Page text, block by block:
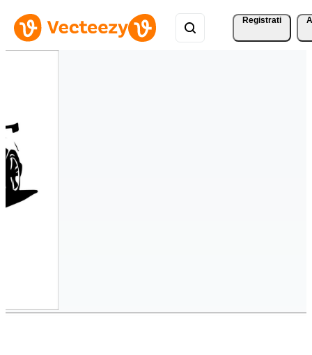
Registrati